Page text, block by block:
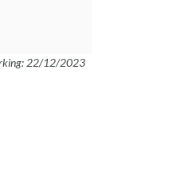
22/12/2023